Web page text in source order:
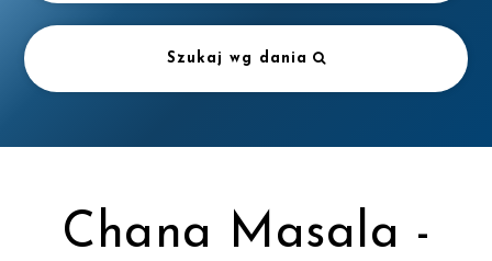
Szukaj wg dania
Chana Masala -